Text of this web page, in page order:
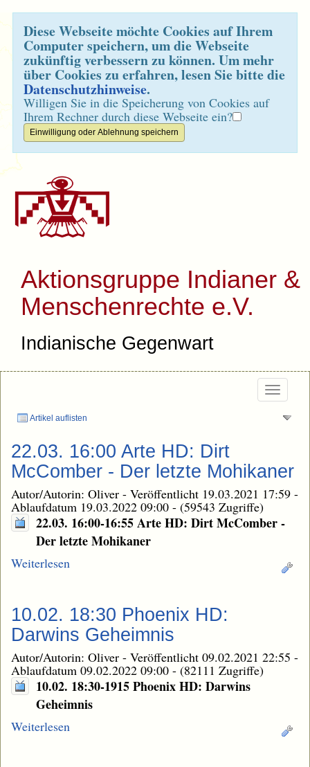
Diese Webseite möchte Cookies auf Ihrem
Computer speichern, um die Webseite
zukünftig verbessern zu können. Um mehr
über Cookies zu erfahren, lesen Sie bitte die
Datenschutzhinweise.
Willigen Sie in die Speicherung von Cookies auf
Ihrem Rechner durch diese Webseite ein?
Aktionsgruppe Indianer &
Menschenrechte e.V.
Indianische Gegenwart
Artikel auflisten
22.03. 16:00 Arte HD: Dirt
McComber - Der letzte Mohikaner
Autor/Autorin: Oliver - Veröffentlicht 19.03.2021 17:59 -
Ablaufdatum 19.03.2022 09:00 - (59543 Zugriffe)
22.03. 16:00-16:55 Arte HD: Dirt McComber -
Der letzte Mohikaner
Weiterlesen
10.02. 18:30 Phoenix HD:
Darwins Geheimnis
Autor/Autorin: Oliver - Veröffentlicht 09.02.2021 22:55 -
Ablaufdatum 09.02.2022 09:00 - (82111 Zugriffe)
10.02. 18:30-1915 Phoenix HD: Darwins
Geheimnis
Weiterlesen